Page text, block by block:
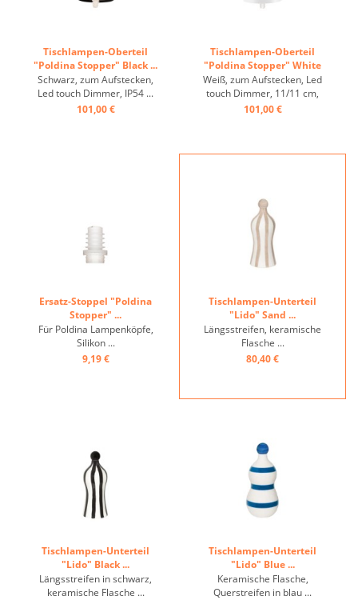
Tischlampen-Oberteil
"Poldina Stopper" Black ...
Schwarz, zum Aufstecken,
Led touch Dimmer, IP54 ...
101,00 €
Tischlampen-Oberteil
"Poldina Stopper" White
...
Weiß, zum Aufstecken, Led
touch Dimmer, 11/11 cm,
IP54 ...
101,00 €
Ersatz-Stoppel "Poldina
Stopper" ...
Für Poldina Lampenköpfe,
Silikon ...
9,19 €
Tischlampen-Unterteil
"Lido" Sand ...
Längsstreifen, keramische
Flasche ...
80,40 €
Tischlampen-Unterteil
"Lido" Black ...
Längsstreifen in schwarz,
keramische Flasche ...
Tischlampen-Unterteil
"Lido" Blue ...
Keramische Flasche,
Querstreifen in blau ...